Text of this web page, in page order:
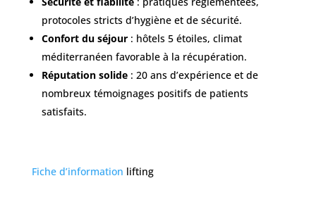
protocoles stricts d’hygiène et de sécurité.
Confort du séjour: hôtels 5 étoiles, climat
méditerranéen favorable à la récupération.
Réputation solide: 20 ans d’expérience et de
nombreux témoignages positifs de patients
satisfaits.
Fiche d’information lifting